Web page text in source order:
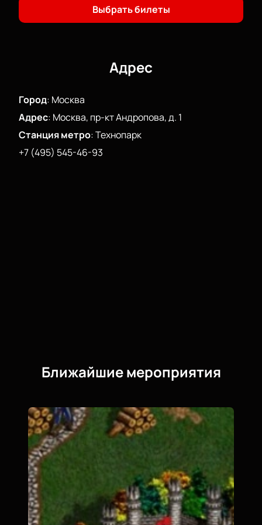
Выбрать билеты
Адрес
Город: Москва
Адрес: Москва, пр-кт Андропова, д. 1
Станция метро:Технопарк
+7 (495) 545-46-93
Ближайшие мероприятия